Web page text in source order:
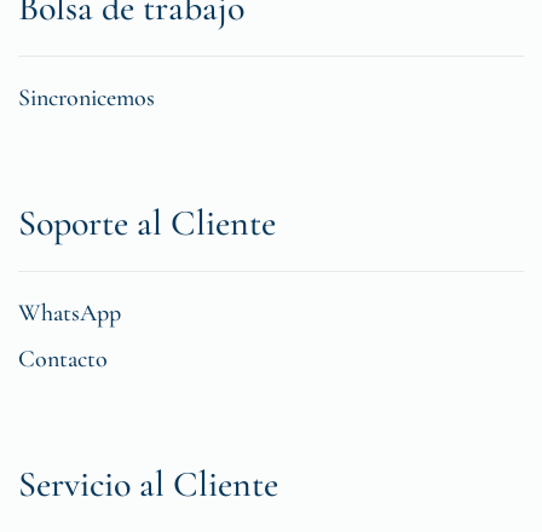
Sincronicemos
Soporte al Cliente
WhatsApp
Contacto
Servicio al Cliente